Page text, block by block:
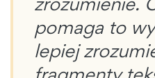
pomaga to
lepiej